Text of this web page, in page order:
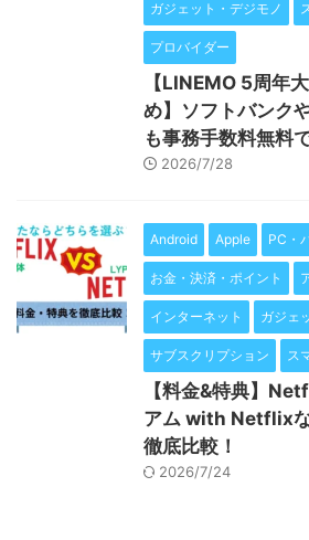
ガジェット・デジモノ
プロバイダー
【LINEMO 5周年
め】ソフトバンク
も事務手数料無料
2026/7/28
Android Apple PC・
お金・決済・ポイント
インターネット ガジェ
サブスクリプション ス
【料金&特典】
アム with Netflix
徹底比較！
2026/7/24